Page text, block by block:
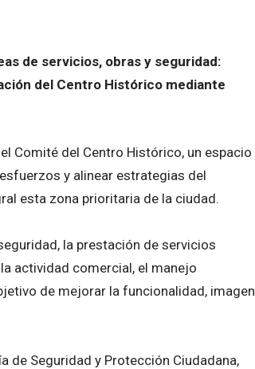
de servicios, obras y seguridad:
del Centro Histórico mediante
Comité del Centro Histórico, un espacio
y alinear estrategias del
esta zona prioritaria de la ciudad.
la prestación de servicios
actividad comercial, el manejo
de mejorar la funcionalidad, imagen
de Seguridad y Protección Ciudadana,